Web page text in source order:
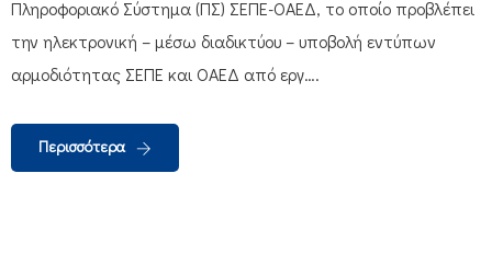
Πληροφοριακό Σύστημα (ΠΣ) ΣΕΠΕ-ΟΑΕΔ, το οποίο προβλέπει
την ηλεκτρονική – μέσω διαδικτύου – υποβολή εντύπων
αρμοδιότητας ΣΕΠΕ και ΟΑΕΔ από εργ….
Περισσότερα